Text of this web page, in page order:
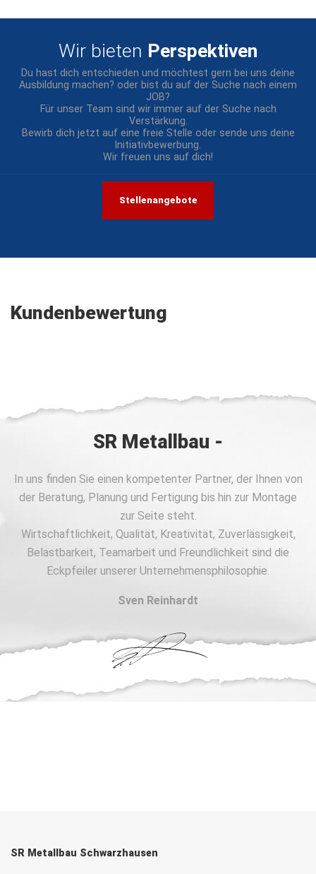
Wir bieten Perspektiven
Du hast dich entschieden und möchtest gern bei uns deine
Ausbildung machen? oder bist du auf der Suche nach einem
JOB?
Für unser Team sind wir immer auf der Suche nach
Verstärkung.
Bewirb dich jetzt auf eine freie Stelle oder sende uns deine
Initiativbewerbung.
Wir freuen uns auf dich!
Stellenangebote
Kundenbewertung
SR Metallbau -
In uns finden Sie einen kompetenter Partner, der Ihnen von
der Beratung, Planung und Fertigung bis hin zur Montage
zur Seite steht.
Wirtschaftlichkeit, Qualität, Kreativität, Zuverlässigkeit,
Belastbarkeit, Teamarbeit und Freundlichkeit sind die
Eckpfeiler unserer Unternehmensphilosophie.
Sven Reinhardt
SR Metallbau Schwarzhausen